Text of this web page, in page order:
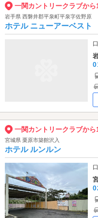
一関カントリークラブか
岩手県 西磐井郡平泉町平泉字佐野原
ホテル ニューアーベスト
一関カントリークラブか
宮城県 栗原市築館沢入
ホテル ルンルン